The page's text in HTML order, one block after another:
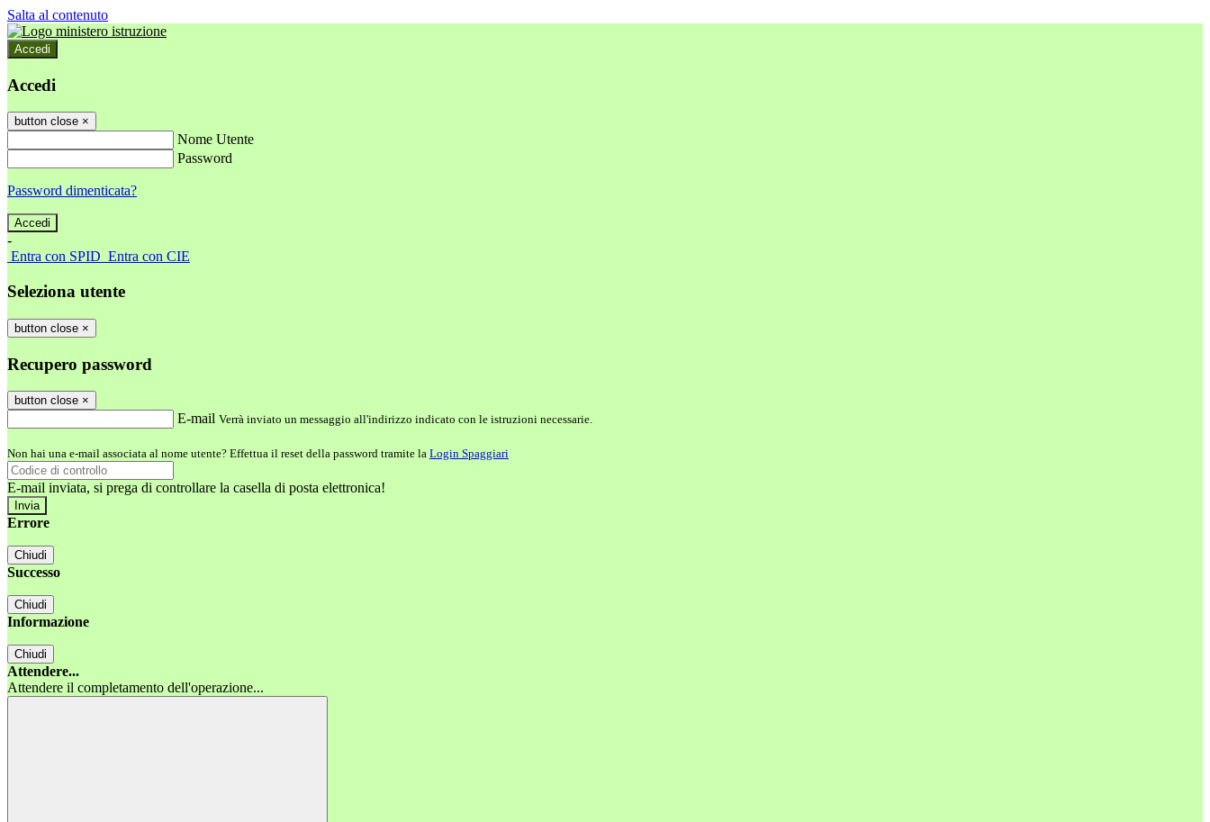
Salta al contenuto
Accedi
Accedi
button close ×
Nome Utente
Password
Password dimenticata?
-
Entra con SPID Entra con CIE
Seleziona utente
button close ×
Recupero password
button close ×
E-mail Verrà inviato un messaggio all'indirizzo indicato con le istruzioni necessarie.
Non hai una e-mail associata al nome utente? Effettua il reset della password tramite la Login Spaggiari
E-mail inviata, si prega di controllare la casella di posta elettronica!
Errore
Chiudi
Successo
Chiudi
Informazione
Chiudi
Attendere...
Attendere il completamento dell'operazione...